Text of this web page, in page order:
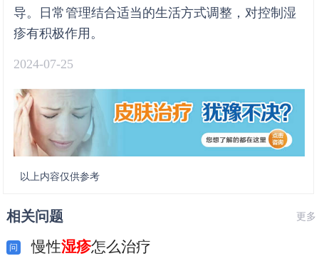
导。日常管理结合适当的生活方式调整，对控制湿
疹有积极作用。
2024-07-25
以上内容仅供参考
相关问题 更多
慢性湿疹怎么治疗